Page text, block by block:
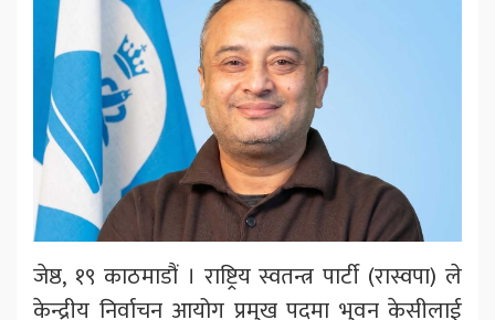
जेष्ठ, १९ काठमाडौं । राष्ट्रिय स्वतन्त्र पार्टी (रास्वपा) ले
केन्द्रीय निर्वाचन आयोग प्रमुख पदमा भुवन केसीलाई